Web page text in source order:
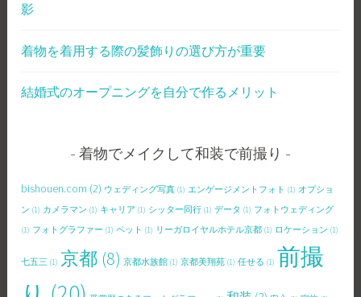
影
着物を着用する際の髪飾りの選び方が重要
結婚式のオープニングを自分で作るメリット
着物でメイクして和装で前撮り
bishouen.com (2) ウェディング写真 (1) エンゲージメントフォト (1) オプショ
ン (1) カメラマン (1) キャリア (1) シッター同行 (1) データ (1) フォトウェディング
(1) フォトグラファー (1) ペット (1) リーガロイヤルホテル京都 (1) ロケーション (1)
七五三 (1) 京都 (8) 京都水族館 (1) 京都美翔苑 (1) 任せる (1) 前撮